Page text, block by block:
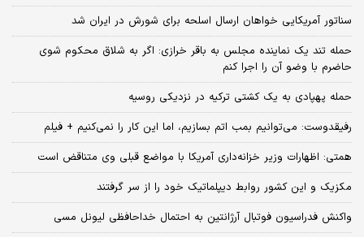
سناتور آمریکایی خواهان ارسال اسلحه برای شورش در ایران شد
حمله تند یک نماینده مجلس به باقر خرازی: اگر به شلاق محکوم شوی
حاضرم با وضو آن را اجرا کنم
حمله پهپادی به یک کشتی ترکیه در نزدیکی روسیه
رفیقدوست: می‌توانیم بمب اتم بسازیم، اما این کار را نمی‌کنیم + فیلم
همتی: اظهارات وزیر خزانه‌داری آمریکا با مواضع قبلی وی متناقض است
مکزیک و این کشور روابط دیپلماتیک خود را از سر گرفتند
واکنش فدراسیون فوتبال آرژانتین به احتمال خداحافظی لیونل مسی